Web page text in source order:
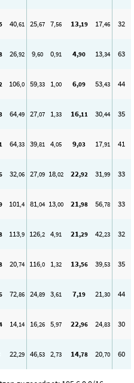
40,61 25,67 7,56 13,19 17,46 32
26,92 9,60 0,91 4,90 13,34 63
106,0 59,33 1,00 6,09 53,43 44
64,49 27,07 1,33 16,11 30,44 35
64,33 39,81 4,05 9,03 17,91 41
32,06 27,09 18,02 22,92 31,99 33
101,4 81,04 13,00 21,98 56,78 33
113,9 126,2 4,91 21,29 42,23 32
20,74 116,0 1,32 13,56 39,53 35
72,86 24,89 3,61 7,19 21,30 44
14,14 16,26 5,97 22,96 24,83 30
22,29 46,53 2,73 14,78 20,70 60